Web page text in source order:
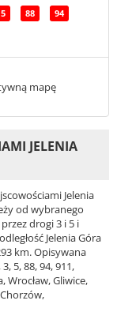
5 88 94
mapę
JELENIA
Jelenia
od wybranego
drogi 3 i 5 i
Jelenia Góra
km. Opisywana
5, 88, 94, 911,
Wrocław, Gliwice,